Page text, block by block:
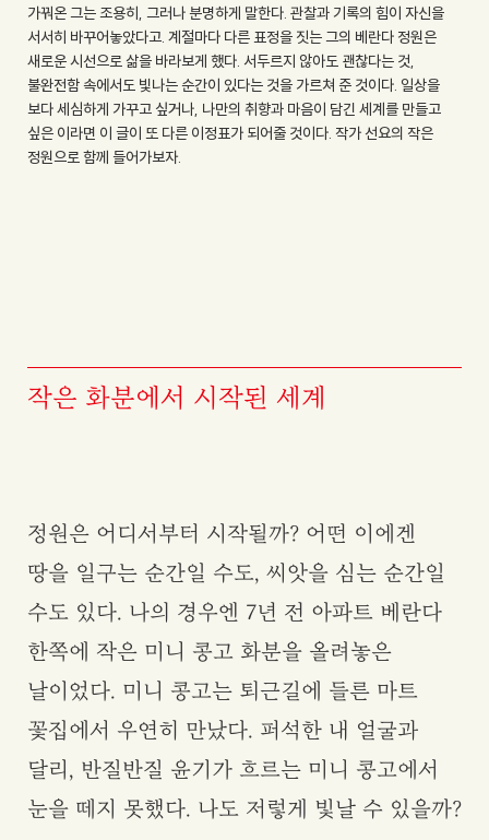
가꿔온 그는 조용히, 그러나 분명하게 말한다. 관찰과 기록의 힘이 자신을
서서히 바꾸어놓았다고. 계절마다 다른 표정을 짓는 그의 베란다 정원은
새로운 시선으로 삶을 바라보게 했다. 서두르지 않아도 괜찮다는 것,
불완전함 속에서도 빛나는 순간이 있다는 것을 가르쳐 준 것이다. 일상을
보다 세심하게 가꾸고 싶거나, 나만의 취향과 마음이 담긴 세계를 만들고
싶은 이라면 이 글이 또 다른 이정표가 되어줄 것이다. 작가 선요의 작은
정원으로 함께 들어가보자.
작은 화분에서 시작된 세계
정원은 어디서부터 시작될까? 어떤 이에겐
땅을 일구는 순간일 수도, 씨앗을 심는 순간일
수도 있다. 나의 경우엔 7년 전 아파트 베란다
한쪽에 작은 미니 콩고 화분을 올려놓은
날이었다. 미니 콩고는 퇴근길에 들른 마트
꽃집에서 우연히 만났다. 퍼석한 내 얼굴과
달리, 반질반질 윤기가 흐르는 미니 콩고에서
눈을 떼지 못했다. 나도 저렇게 빛날 수 있을까?